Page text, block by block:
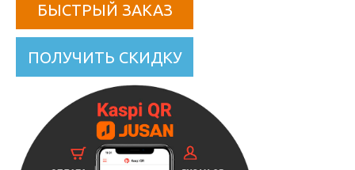
БЫСТРЫЙ ЗАКАЗ
ПОЛУЧИТЬ СКИДКУ